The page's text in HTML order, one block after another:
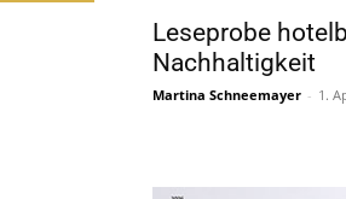
Leseprobe
Nachhaltigkeit
Martina Schneemayer - 1.